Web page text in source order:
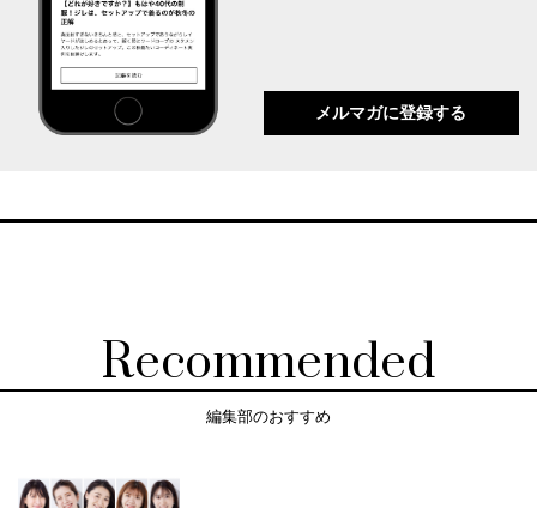
メルマガに登録する
Recommended
編集部のおすすめ